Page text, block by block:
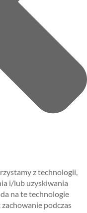
z technologii,
i/lub uzyskiwania
na te technologie
podczas